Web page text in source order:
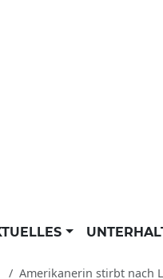
Amerikanerin stirbt nach